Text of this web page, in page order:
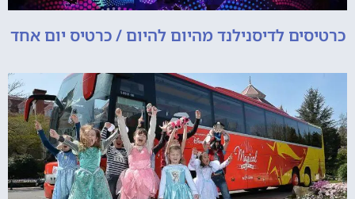
כרטיסים לדיסנילנד מהיום להיום / כרטיס יום אחד